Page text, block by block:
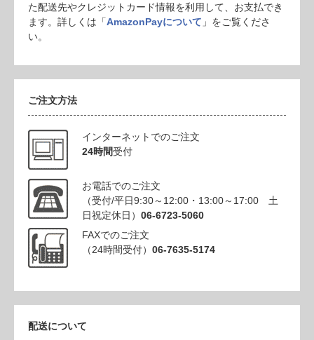
た配送先やクレジットカード情報を利用して、お支払でき
ます。詳しくは「AmazonPayについて 」をご覧くださ
い。
ご注文方法
インターネットでのご注文
24時間受付
お電話でのご注文
（受付/平日9:30～12:00・13:00～17:00 土
日祝定休日） 06-6723-5060
FAXでのご注文
（24時間受付） 06-7635-5174
配送について